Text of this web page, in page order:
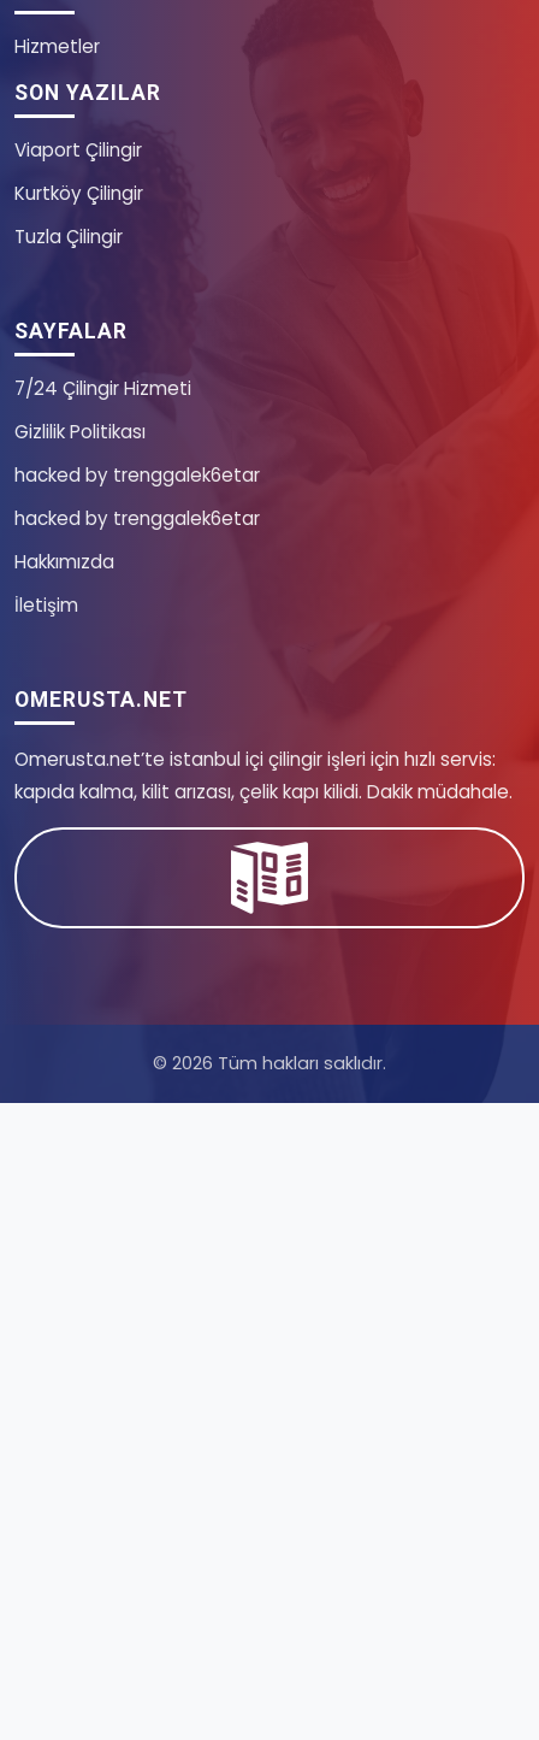
Hizmetler
SON YAZILAR
Viaport Çilingir
Kurtköy Çilingir
Tuzla Çilingir
SAYFALAR
7/24 Çilingir Hizmeti
Gizlilik Politikası
hacked by trenggalek6etar
hacked by trenggalek6etar
Hakkımızda
İletişim
OMERUSTA.NET
Omerusta.net’te istanbul içi çilingir işleri için hızlı servis:
kapıda kalma, kilit arızası, çelik kapı kilidi. Dakik müdahale.
© 2026 Tüm hakları saklıdır.